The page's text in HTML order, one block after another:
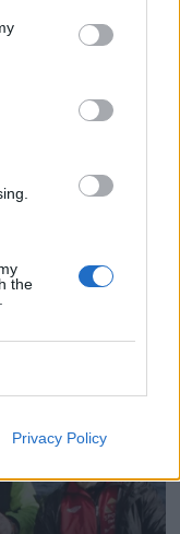
the
Privacy Policy